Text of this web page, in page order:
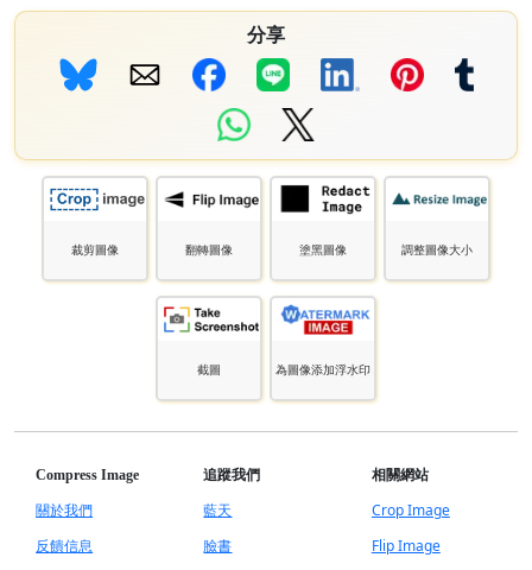
分享
裁剪圖像 翻轉圖像 塗黑圖像 調整圖像大小
截圖 為圖像添加浮水印
Compress Image
關於我們
反饋信息
追蹤我們
藍天
臉書
相關網站
Crop Image
Flip Image